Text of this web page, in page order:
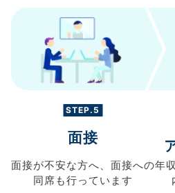
STEP.5
面接
面接が不安な方へ、 面接への
同席も行っています
年